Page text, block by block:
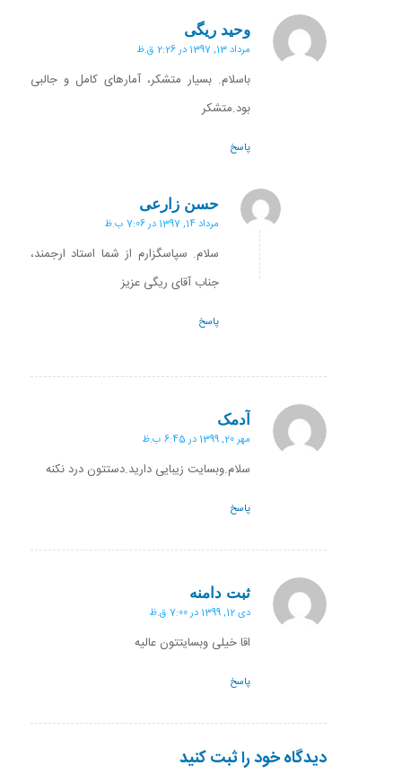
وحید ریگی
گفته:مرداد 13, 1397 در 2:26 ق.ظ
باسلام. بسیار متشکر، آمارهای کامل و جالبی
بود.متشکر
پاسخ
حسن زارعی
گفته:مرداد 14, 1397 در 7:06 ب.ظ
سلام. سپاسگزارم از شما استاد ارجمند،
جناب آقای ریگی عزیز
پاسخ
آدمک
گفته:مهر 20, 1399 در 6:45 ب.ظ
سلام.وبسایت زیبایی دارید.دستتون درد نکنه
پاسخ
ثبت دامنه
گفته:دی 12, 1399 در 7:00 ق.ظ
اقا خیلی وبسایتتون عالیه
پاسخ
دیدگاه خود را ثبت کنید